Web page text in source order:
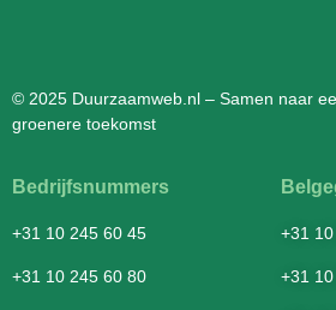
© 2025 Duurzaamweb.nl – Samen naar
groenere toekomst
Bedrijfsnummers
+31 10 245 60 45
+31 10 245 60 80
+31
+31